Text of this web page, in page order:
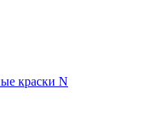
краски N